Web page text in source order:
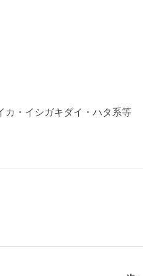
イカ・イシガキダイ・ハタ系